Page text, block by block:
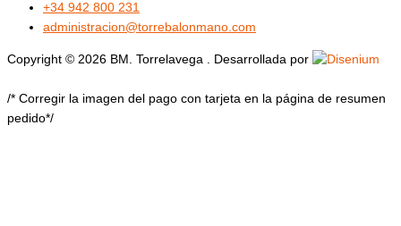
+34 942 800 231
administracion@torrebalonmano.com
Copyright © 2026 BM. Torrelavega . Desarrollada por
/* Corregir la imagen del pago con tarjeta en la página de resumen
pedido*/